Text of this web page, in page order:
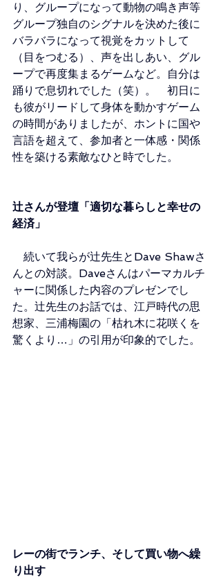
り、グループになって動物の鳴き声等
グループ独自のシグナルを決めた後に
バラバラになって視覚をカットして
（目をつむる）、声を出しあい、グル
ープで再度集まるゲームなど。自分は
踊りで息切れでした（笑）。　初日に
も彼がリードして身体を動かすゲーム
の時間がありましたが、ホントに国や
言語を超えて、参加者と一体感・関係
性を築ける素敵なひと時でした。
辻さんが登壇「適切な暮らしと幸せの
経済」
続いて我らが辻先生とDave Shawさ
んとの対談。Daveさんはパーマカルチ
ャーに関係した内容のプレゼンでし
た。辻先生のお話では、江戸時代の思
想家、三浦梅園の「枯れ木に花咲くを
驚くより…」の引用が印象的でした。
レーの街でランチ、そして買い物へ繰
り出す